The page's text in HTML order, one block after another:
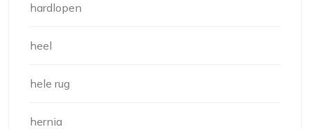
hardlopen
heel
hele rug
hernia